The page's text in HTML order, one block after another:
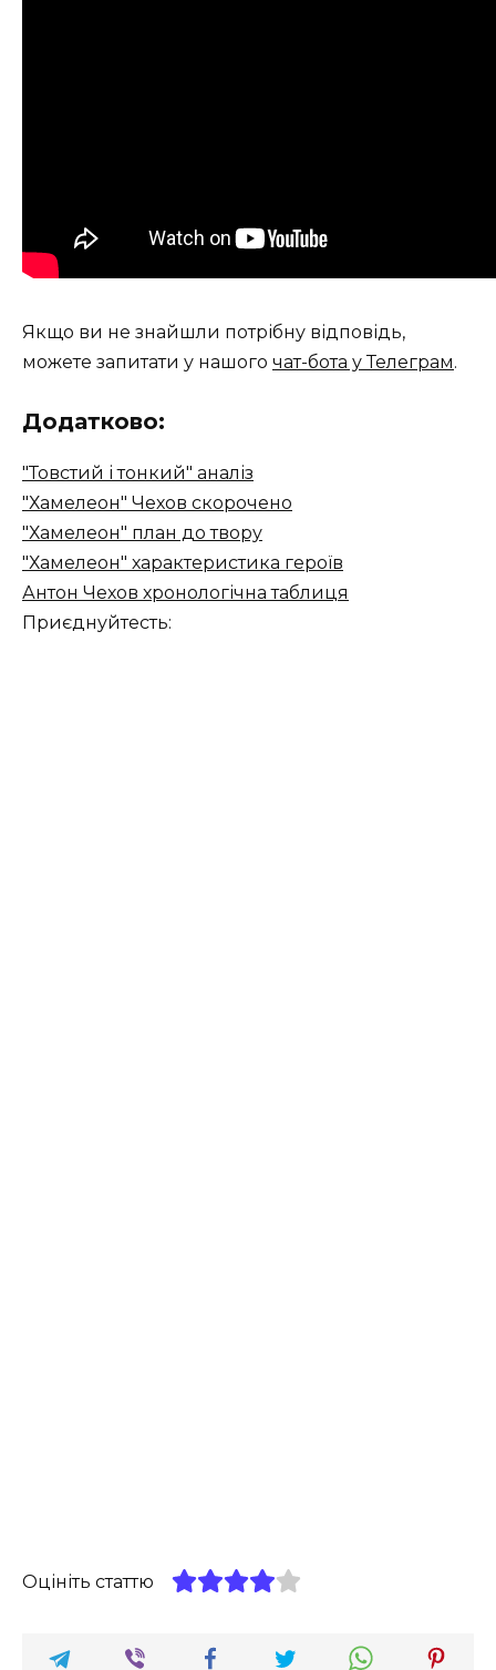
Якщо ви не знайшли потрібну відповідь,
можете запитати у нашого чат-бота у Телеграм.
Додатково:
"Товстий і тонкий" аналіз
"Хамелеон" Чехов скорочено
"Хамелеон" план до твору
"Хамелеон" характеристика героїв
Антон Чехов хронологічна таблиця
Приєднуйтесть:
Оцініть статтю